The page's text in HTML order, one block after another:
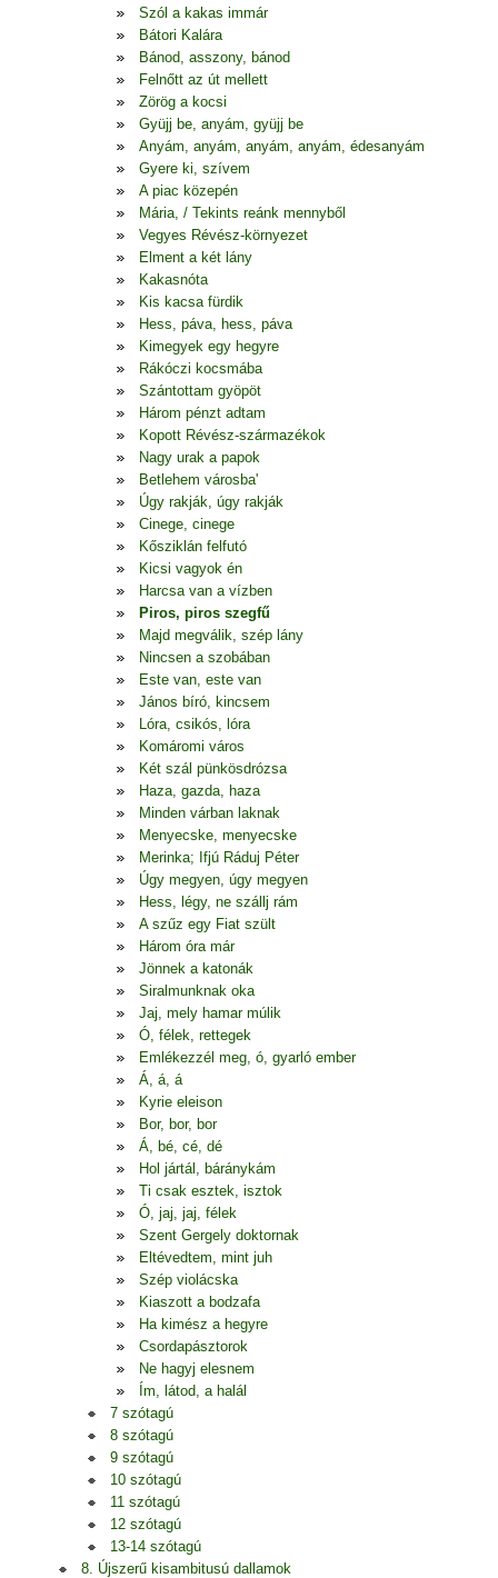
Szól a kakas immár
Bátori Kalára
Bánod, asszony, bánod
Felnőtt az út mellett
Zörög a kocsi
Gyüjj be, anyám, gyüjj be
Anyám, anyám, anyám, anyám, édesanyám
Gyere ki, szívem
A piac közepén
Mária, / Tekints reánk mennyből
Vegyes Révész-környezet
Elment a két lány
Kakasnóta
Kis kacsa fürdik
Hess, páva, hess, páva
Kimegyek egy hegyre
Rákóczi kocsmába
Szántottam gyöpöt
Három pénzt adtam
Kopott Révész-származékok
Nagy urak a papok
Betlehem városba'
Úgy rakják, úgy rakják
Cinege, cinege
Kősziklán felfutó
Kicsi vagyok én
Harcsa van a vízben
Piros, piros szegfű
Majd megválik, szép lány
Nincsen a szobában
Este van, este van
János bíró, kincsem
Lóra, csikós, lóra
Komáromi város
Két szál pünkösdrózsa
Haza, gazda, haza
Minden várban laknak
Menyecske, menyecske
Merinka; Ifjú Ráduj Péter
Úgy megyen, úgy megyen
Hess, légy, ne szállj rám
A szűz egy Fiat szült
Három óra már
Jönnek a katonák
Siralmunknak oka
Jaj, mely hamar múlik
Ó, félek, rettegek
Emlékezzél meg, ó, gyarló ember
Á, á, á
Kyrie eleison
Bor, bor, bor
Á, bé, cé, dé
Hol jártál, báránykám
Ti csak esztek, isztok
Ó, jaj, jaj, félek
Szent Gergely doktornak
Eltévedtem, mint juh
Szép violácska
Kiaszott a bodzafa
Ha kimész a hegyre
Csordapásztorok
Ne hagyj elesnem
Ím, látod, a halál
7 szótagú
8 szótagú
9 szótagú
10 szótagú
11 szótagú
12 szótagú
13-14 szótagú
8. Újszerű kisambitusú dallamok